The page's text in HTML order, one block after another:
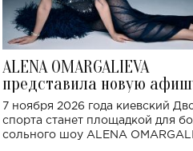
ALENA OMARGALIEVA
представила новую
большого концерта во
спорта
7 ноября 2026 года киевский
спорта станет площадкой для
сольного шоу ALENA